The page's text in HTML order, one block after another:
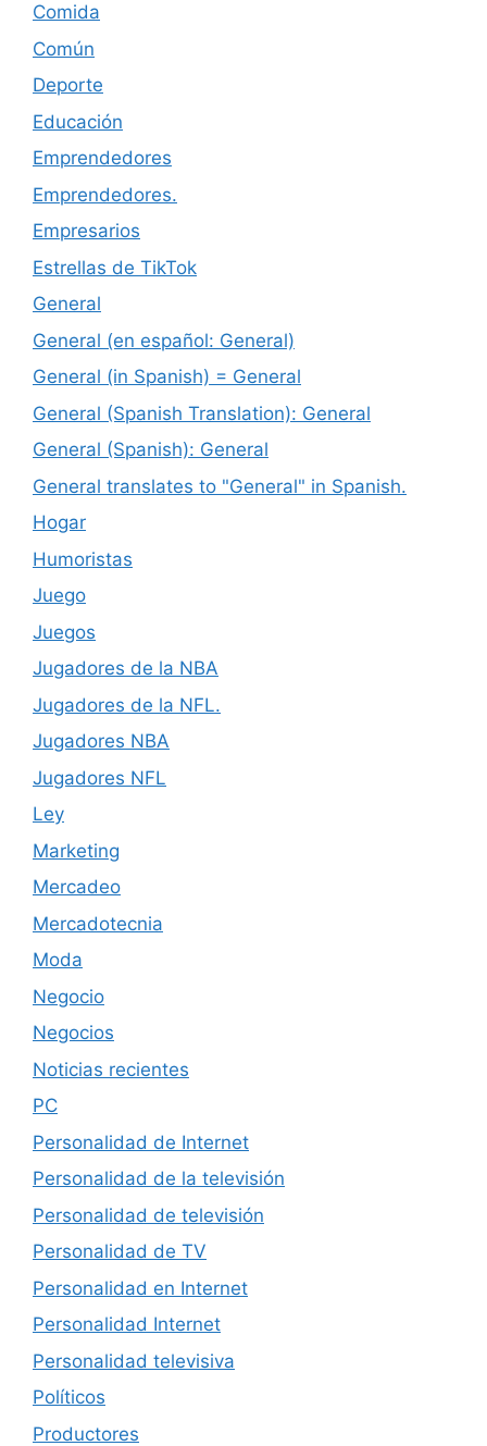
Comida
Común
Deporte
Educación
Emprendedores
Emprendedores.
Empresarios
Estrellas de TikTok
General
General (en español: General)
General (in Spanish) = General
General (Spanish Translation): General
General (Spanish): General
General translates to "General" in Spanish.
Hogar
Humoristas
Juego
Juegos
Jugadores de la NBA
Jugadores de la NFL.
Jugadores NBA
Jugadores NFL
Ley
Marketing
Mercadeo
Mercadotecnia
Moda
Negocio
Negocios
Noticias recientes
PC
Personalidad de Internet
Personalidad de la televisión
Personalidad de televisión
Personalidad de TV
Personalidad en Internet
Personalidad Internet
Personalidad televisiva
Políticos
Productores